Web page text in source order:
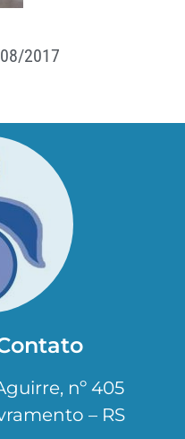
2017
nº 405
– RS